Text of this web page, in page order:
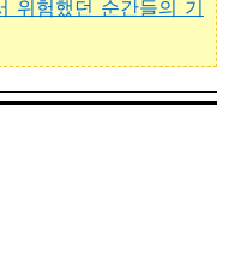
위험했던 순간들의 기